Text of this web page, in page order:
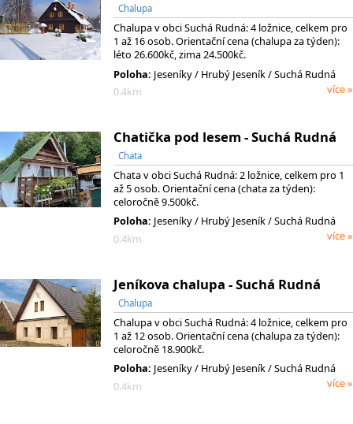
Chalupa
Chalupa v obci Suchá Rudná: 4 ložnice, celkem pro
1 až 16 osob. Orientační cena (chalupa za týden):
léto 26.600kč, zima 24.500kč.
Poloha: Jeseníky/ Hrubý Jeseník/ Suchá Rudná
0.4km
více »
Chatička pod lesem - Suchá Rudná
Chata
Chata v obci Suchá Rudná: 2 ložnice, celkem pro 1
až 5 osob. Orientační cena (chata za týden):
celoročně 9.500kč.
Poloha: Jeseníky/ Hrubý Jeseník/ Suchá Rudná
0.4km
více »
Jeníkova chalupa - Suchá Rudná
Chalupa
Chalupa v obci Suchá Rudná: 4 ložnice, celkem pro
1 až 12 osob. Orientační cena (chalupa za týden):
celoročně 18.900kč.
Poloha: Jeseníky/ Hrubý Jeseník/ Suchá Rudná
0.4km
více »